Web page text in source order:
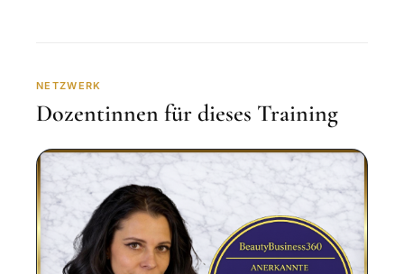
NETZWERK
Dozentinnen für dieses Training